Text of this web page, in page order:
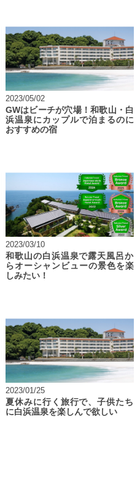
2023/05/02
GWはビーチが穴場！和歌山・白
浜温泉にカップルで泊まるのに
おすすめの宿
2023/03/10
和歌山の白浜温泉で露天風呂か
らオーシャンビューの景色を楽
しみたい！
2023/01/25
夏休みに行く旅行で、子供たち
に白浜温泉を楽しんで欲しい